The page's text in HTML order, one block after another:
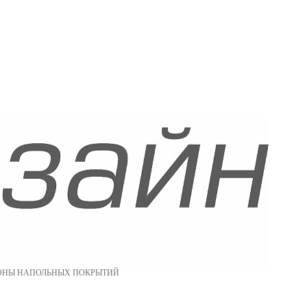
НАПОЛЬНЫХ ПОКРЫТИЙ